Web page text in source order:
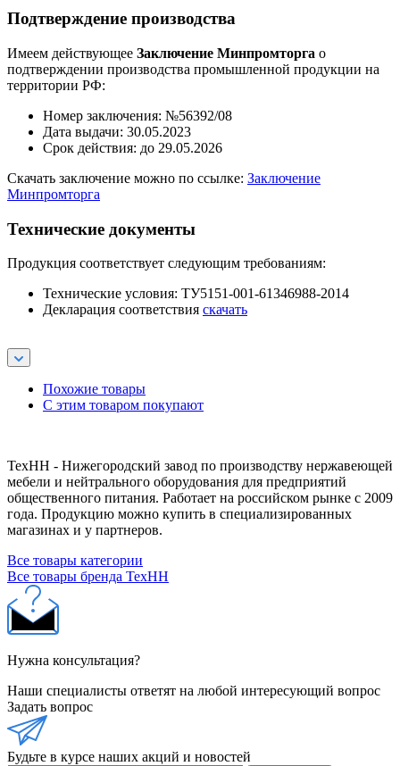
Подтверждение производства
Имеем действующее Заключение Минпромторга о
подтверждении производства промышленной продукции на
территории РФ:
Номер заключения: №56392/08
Дата выдачи: 30.05.2023
Срок действия: до 29.05.2026
Скачать заключение можно по ссылке: Заключение
Минпромторга
Технические документы
Продукция соответствует следующим требованиям:
Технические условия: ТУ5151-001-61346988-2014
Декларация соответствия скачать
Похожие товары
С этим товаром покупают
ТехНН - Нижегородский завод по производству нержавеющей
мебели и нейтрального оборудования для предприятий
общественного питания. Работает на российском рынке с 2009
года. Продукцию можно купить в специализированных
магазинах и у партнеров.
Все товары категории
Все товары бренда ТехНН
Нужна консультация?
Наши специалисты ответят на любой интересующий вопрос
Задать вопрос
Будьте в курсе наших акций и новостей